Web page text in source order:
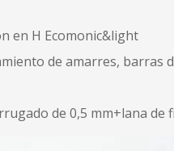
en H Ecomonic&light
de amarres,
de 0,5 mm+lana de